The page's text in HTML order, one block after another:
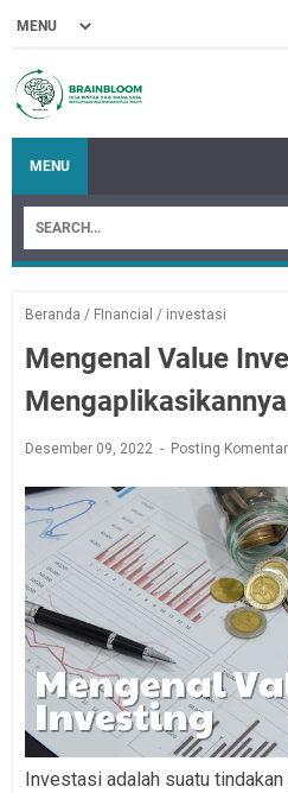
MENU
Beranda / FInancial / investasi
Mengenal Value
Mengaplikasikannya
Desember 09, 2022 Posting Komentar
Investasi adalah suatu